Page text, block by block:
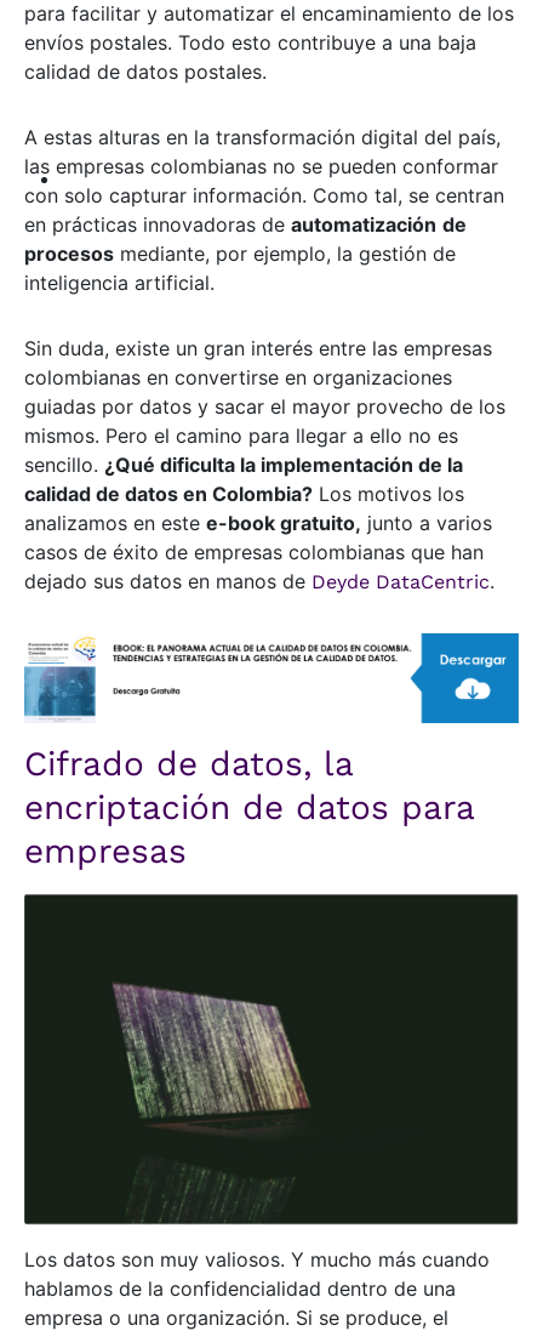
para facilitar y automatizar el encaminamiento de los
envíos postales. Todo esto contribuye a una baja
calidad de datos postales.
A estas alturas en la transformación digital del país,
las empresas colombianas no se pueden conformar
con solo capturar información. Como tal, se centran
en prácticas innovadoras de automatización de
procesos mediante, por ejemplo, la gestión de
inteligencia artificial.
Sin duda, existe un gran interés entre las empresas
colombianas en convertirse en organizaciones
guiadas por datos y sacar el mayor provecho de los
mismos. Pero el camino para llegar a ello no es
sencillo. ¿Qué dificulta la implementación de la
calidad de datos en Colombia? Los motivos los
analizamos en este e-book gratuito, junto a varios
casos de éxito de empresas colombianas que han
dejado sus datos en manos de Deyde DataCentric.
Cifrado de datos, la
encriptación de datos para
empresas
Los datos son muy valiosos. Y mucho más cuando
hablamos de la confidencialidad dentro de una
empresa o una organización. Si se produce, el